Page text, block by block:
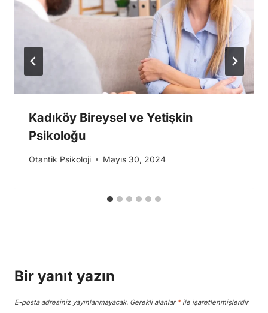
Kadıköy Bireysel ve Yetişkin
Psikoloğu
Otantik Psikoloji Mayıs 30, 2024
Bir yanıt yazın
E-posta adresiniz yayınlanmayacak. Gerekli alanlar *ile işaretlenmişlerdir